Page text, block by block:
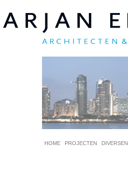
HOME PROJECTEN DIVERSEN